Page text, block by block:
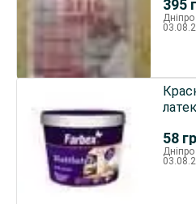
395
Дніпро
58
Дніпро